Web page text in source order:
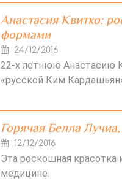
Анастасия Квитко:
формами
24/12/2016
22-х летнюю Анастасию
«русской Ким
Горячая Белла
12/12/2016
Эта роскошная
медицине.